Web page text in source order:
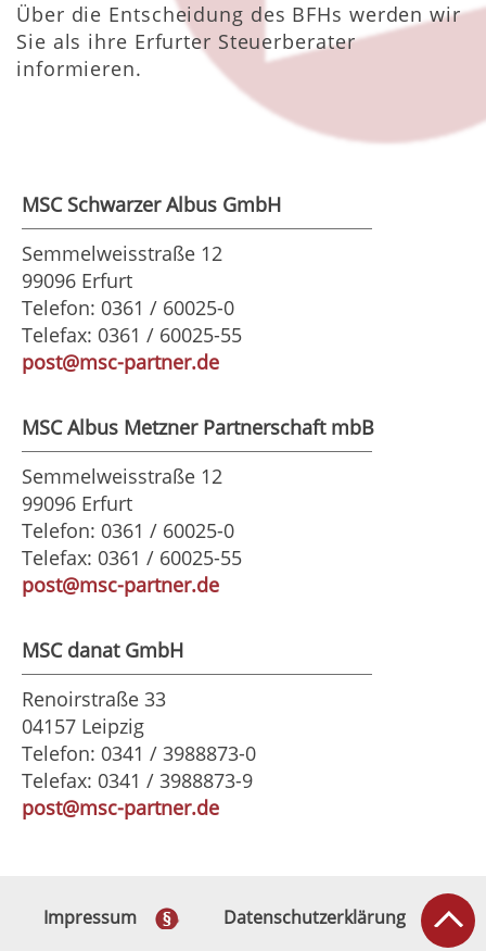
Über die Entscheidung des BFHs werden wir
Sie als ihre Erfurter Steuerberater
informieren.
MSC Schwarzer Albus GmbH
Semmelweisstraße 12
99096 Erfurt
Telefon: 0361 / 60025-0
Telefax: 0361 / 60025-55
post@msc-partner.de
MSC Albus Metzner Partnerschaft mbB
Semmelweisstraße 12
99096 Erfurt
Telefon: 0361 / 60025-0
Telefax: 0361 / 60025-55
post@msc-partner.de
MSC danat GmbH
Renoirstraße 33
04157 Leipzig
Telefon: 0341 / 3988873-0
Telefax: 0341 / 3988873-9
post@msc-partner.de
Impressum Datenschutzerklärung